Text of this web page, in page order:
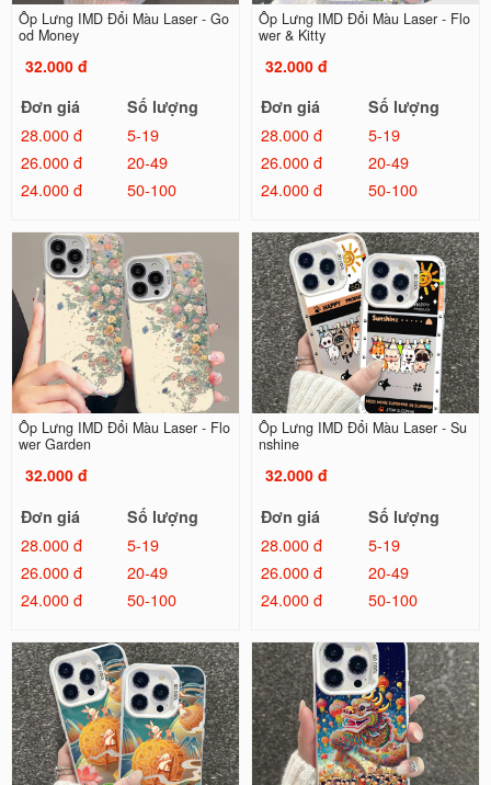
Ốp Lưng IMD Đổi Màu Laser - Go
od Money
32.000 đ
Đơn giá
Số lượng
28.000 đ
5-19
26.000 đ
20-49
24.000 đ
50-100
Ốp Lưng IMD Đổi Màu Laser - Flo
wer & Kitty
32.000 đ
Đơn giá
Số lượng
28.000 đ
5-19
26.000 đ
20-49
24.000 đ
50-100
Ốp Lưng IMD Đổi Màu Laser - Flo
wer Garden
32.000 đ
Đơn giá
Số lượng
28.000 đ
5-19
26.000 đ
20-49
24.000 đ
50-100
Ốp Lưng IMD Đổi Màu Laser - Su
nshine
32.000 đ
Đơn giá
Số lượng
28.000 đ
5-19
26.000 đ
20-49
24.000 đ
50-100